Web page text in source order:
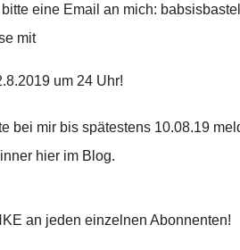
eine Email an mich:
mit
um 24 Uhr!
bei mir bis spätestens 10.08.19
hier im Blog.
an jeden einzelnen Abonnenten!